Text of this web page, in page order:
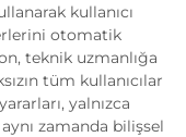
kullanıcı
otomatik
teknik uzmanlığa
tüm kullanıcılar
yalnızca
zamanda bilişsel